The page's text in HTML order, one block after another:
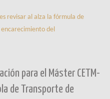
revisar al alza la fórmula de
del
para el Máster CETM-
de Transporte de